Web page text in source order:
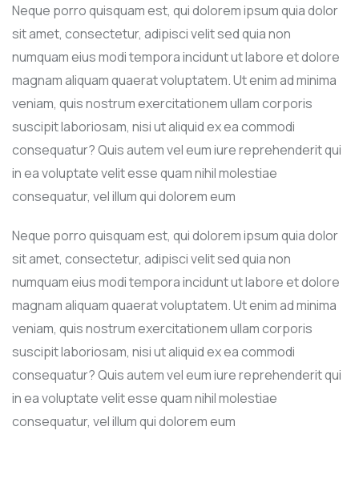
Neque porro quisquam est, qui dolorem ipsum quia dolor
sit amet, consectetur, adipisci velit sed quia non
numquam eius modi tempora incidunt ut labore et dolore
magnam aliquam quaerat voluptatem. Ut enim ad minima
veniam, quis nostrum exercitationem ullam corporis
suscipit laboriosam, nisi ut aliquid ex ea commodi
consequatur? Quis autem vel eum iure reprehenderit qui
in ea voluptate velit esse quam nihil molestiae
consequatur, vel illum qui dolorem eum
Neque porro quisquam est, qui dolorem ipsum quia dolor
sit amet, consectetur, adipisci velit sed quia non
numquam eius modi tempora incidunt ut labore et dolore
magnam aliquam quaerat voluptatem. Ut enim ad minima
veniam, quis nostrum exercitationem ullam corporis
suscipit laboriosam, nisi ut aliquid ex ea commodi
consequatur? Quis autem vel eum iure reprehenderit qui
in ea voluptate velit esse quam nihil molestiae
consequatur, vel illum qui dolorem eum